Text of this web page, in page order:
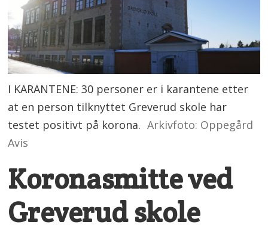
I KARANTENE: 30 personer er i karantene etter
at en person tilknyttet Greverud skole har
testet positivt på korona. Arkivfoto: Oppegård
Avis
Koronasmitte ved
Greverud skole